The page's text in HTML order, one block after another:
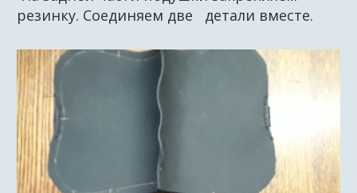
резинку. Соединяем две детали вместе.